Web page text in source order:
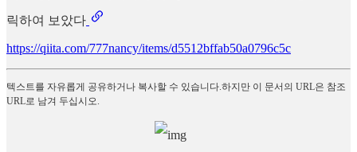
릭하여 보았다
https://qiita.com/777nancy/items/d5512bffab50a0796c5c
텍스트를 자유롭게 공유하거나 복사할 수 있습니다.하지만 이 문서의 URL은 참조
URL로 남겨 두십시오.